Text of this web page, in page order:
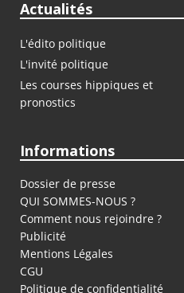
Actualités
L'édito politique
L'invité politique
Les courses hippiques et
pronostics
Informations
Dossier de presse
QUI SOMMES-NOUS ?
Comment nous rejoindre ?
Publicité
Mentions Légales
CGU
Politique de confidentialité